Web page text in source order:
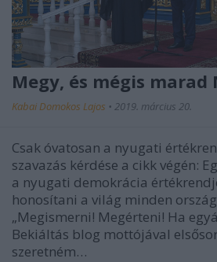
Megy, és mégis marad
Kabai Domokos Lajos • 2019. március 20.
Csak óvatosan a nyugati
szavazás kérdése a cikk végén:
a nyugati demokrácia
honosítani a világ minden
„Megismerni! Megérteni! Ha
Bekiáltás blog mottójával
szeretném…